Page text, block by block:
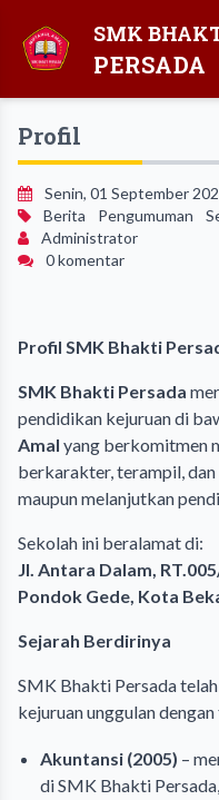
SMK
PERSADA
Profil
Senin, 01 September
Berita
Pengumuman
Administrator
0 komentar
Profil SMK Bhakti
SMK Bhakti Persada
pendidikan kejuruan di
Amal yang berkomitmen
berkarakter, terampil,
maupun melanjutkan
Sekolah ini beralamat di:
Jl. Antara Dalam,
Pondok Gede, Kota
Sejarah Berdirinya
SMK Bhakti Persada
kejuruan unggulan
Akuntansi (2005) –
di SMK Bhakti